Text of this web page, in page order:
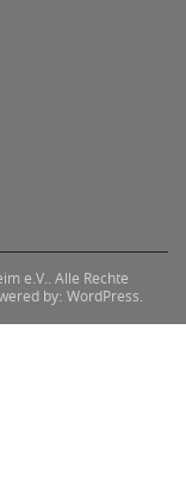
e.V.. Alle Rechte
by: WordPress.